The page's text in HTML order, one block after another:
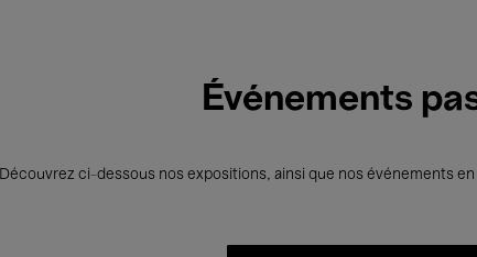
Événements
Découvrez ci-dessous nos expositions, ainsi que nos événements